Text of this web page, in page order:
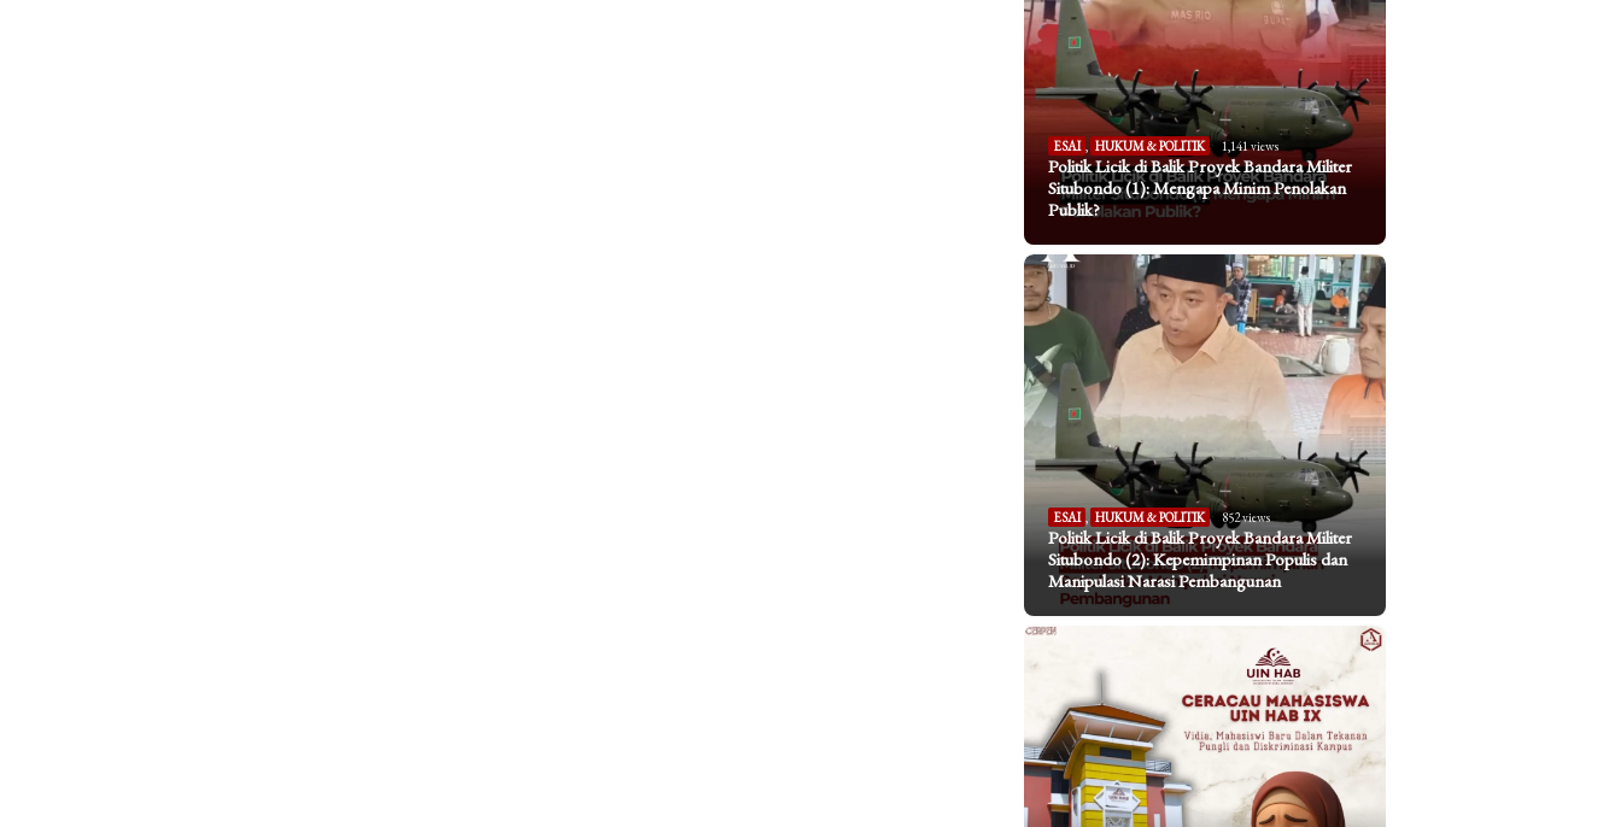
ESAI , HUKUM & POLITIK 1,141 views
Politik Licik di Balik Proyek Bandara Militer
Situbondo (1): Mengapa Minim Penolakan
Publik?
ESAI HUKUM & POLITIK 852 views
Politik Licik di Balik Proyek Bandara Militer
Situbondo (2): Kepemimpinan Populis dan
Manipulasi Narasi Pembangunan